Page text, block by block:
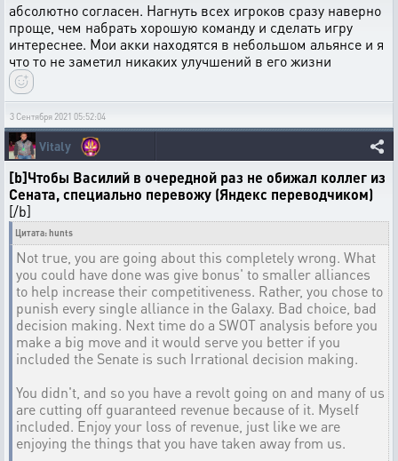
абсолютно согласен. Нагнуть всех игроков сразу наверно
проще, чем набрать хорошую команду и сделать игру
интереснее. Мои акки находятся в небольшом альянсе и я
что то не заметил никаких улучшений в его жизни
3 Сентября 2021 05:52:04
Vitaly
[b]Чтобы Василий в очередной раз не обижал коллег из
Сената, специально перевожу (Яндекс переводчиком)
[/b]
Цитата: hunts
Not true, you are going about this completely wrong. What
you could have done was give bonus' to smaller alliances
to help increase their competitiveness. Rather, you chose to
punish every single alliance in the Galaxy. Bad choice, bad
decision making. Next time do a SWOT analysis before you
make a big move and it would serve you better if you
included the Senate is such Irrational decision making.
You didn't, and so you have a revolt going on and many of us
are cutting off guaranteed revenue because of it. Myself
included. Enjoy your loss of revenue, just like we are
enjoying the things that you have taken away from us.